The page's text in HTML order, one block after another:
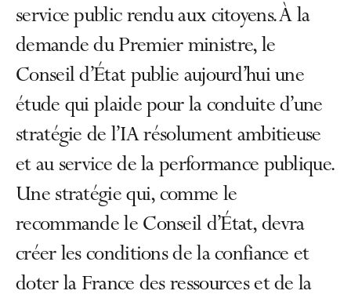
service public rendu aux citoyens. À la
demande du Premier ministre, le
Conseil d’État publie aujourd’hui une
étude qui plaide pour la conduite d’une
stratégie de l’IA résolument ambitieuse
et au service de la performance publique.
Une stratégie qui, comme le
recommande le Conseil d’État, devra
créer les conditions de la confiance et
doter la France des ressources et de la